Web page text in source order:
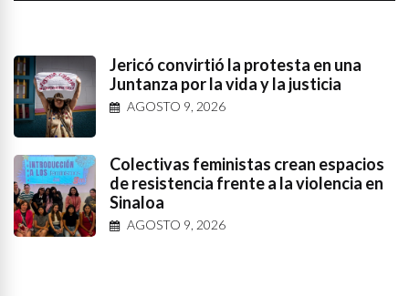
Jericó convirtió la protesta en una
Juntanza por la vida y la justicia
AGOSTO 9, 2026
Colectivas feministas crean espacios
de resistencia frente a la violencia en
Sinaloa
AGOSTO 9, 2026